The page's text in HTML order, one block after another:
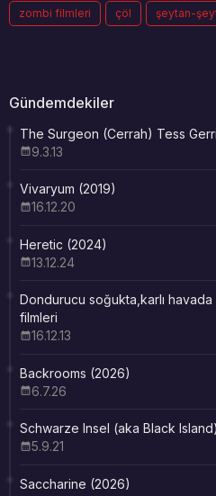
zombi filmleri çöl şeytan-
Gündemdekiler
The Surgeon (Cerrah) Tess
9.3.13
Vivaryum (2019)
16.12.20
Heretic (2024)
13.12.24
Dondurucu soğukta,karlı
filmleri
16.12.13
Backrooms (2026)
6.7.26
Schwarze Insel (aka Black
5.9.21
Saccharine (2026)